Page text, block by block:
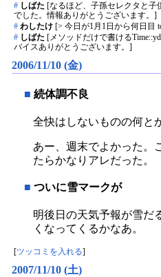
# しばた [なるほど、子孫セレクタと子
でした。情報ありがとうございます。]
# わしたけ [> 今日が1月1日から何日目
# しばた
[メソッドだけで書ける
バイスありがとうございます。]
2006/11/10 (金)
■ 続体調不良
全快はしないものの何と
あー、週末でよかった。
たらかなりアレだった。
■ ついに雪マークが
明後日の天気予報が雪だ
くなってくるかなあ。
ツッコミを入れる
2007/11/10 (土)